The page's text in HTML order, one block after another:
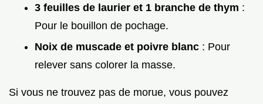
3 feuilles de laurier et 1 branche de thym :
Pour le bouillon de pochage.
Noix de muscade et poivre blanc : Pour
relever sans colorer la masse.
Si vous ne trouvez pas de morue, vous pouvez